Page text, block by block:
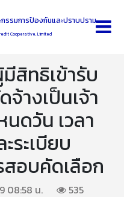
รมการป้องกันและปราบปราม
Cooperative, Limited
สิทธิเข้ารับ
างเป็นเจ้า
ดวัน เวลา
ระเบียบ
อบคัดเลือก
08:58 น. 535